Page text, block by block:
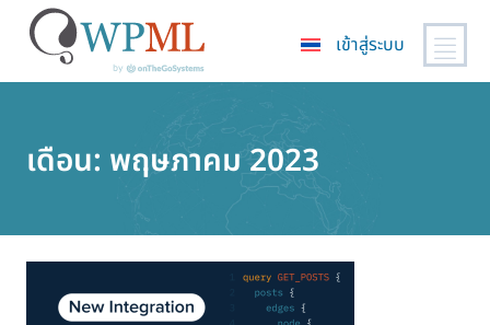
เนื้อหา
เข้าสู่ระบบ
เดือน: พฤษภาคม 2023